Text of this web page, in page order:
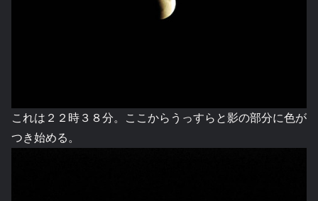
これは２２時３８分。ここからうっすらと影の部分に色が
つき始める。